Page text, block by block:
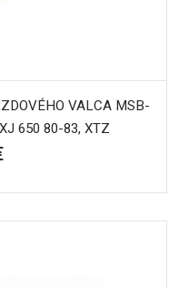
VALCA MSB-
650 80-83, XTZ